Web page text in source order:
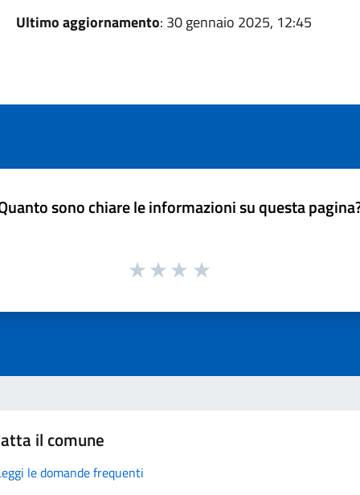
Ultimo aggiornamento: 30 gennaio 2025, 12:45
sono chiare le informazioni su questa
il comune
le domande frequenti